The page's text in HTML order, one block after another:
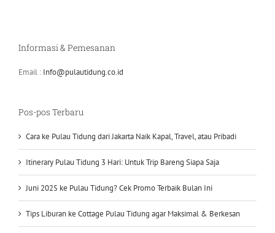
Informasi & Pemesanan
Email : Info@pulautidung.co.id
Pos-pos Terbaru
Cara ke Pulau Tidung dari Jakarta Naik Kapal, Travel, atau Pribadi
Itinerary Pulau Tidung 3 Hari: Untuk Trip Bareng Siapa Saja
Juni 2025 ke Pulau Tidung? Cek Promo Terbaik Bulan Ini
Tips Liburan ke Cottage Pulau Tidung agar Maksimal & Berkesan